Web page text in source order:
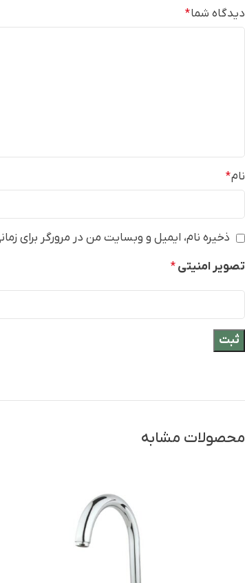
دیدگاه شما*
نام*
ذخیره نام، ایمیل و وبسایت من در مرورگر برای
تصویر امنیتی *
محصولات مشابه